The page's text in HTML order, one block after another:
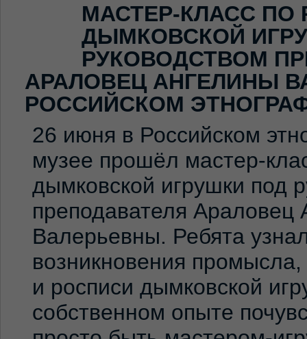
МАСТЕР-КЛАСС ПО
ДЫМКОВСКОЙ
РУКОВОДСТВОМ
АРАЛОВЕЦ АНГЕЛИНЫ
РОССИЙСКОМ
26 июня в Российском
музее прошёл мастер-
дымковской игрушки под
преподавателя Араловец
Валерьевны. Ребята
возникновения
и росписи дымковской
собственном опыте